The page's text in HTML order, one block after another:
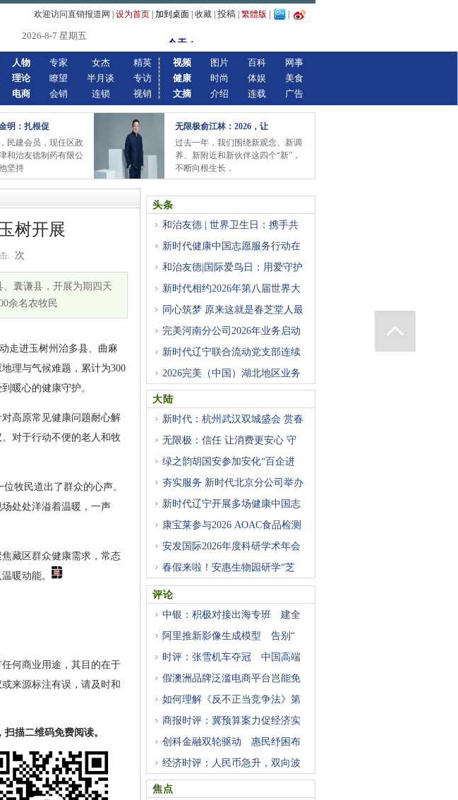
欢迎访问直销报道网 设为首页 加到桌面 收藏 投稿 繁體版
2026-8-7 星期五
人物
理论
电商
专家
瞭望
会销
女杰
半月谈
连锁
精英
专访
视销
视频
健康
文摘
图片
时尚
介绍
百科
体娱
连载
网事
美食
广告
明：扎根促
建会员，现任区政
和治友德制药有限公
坚持
无限极俞江林：2026，让
过去一年，我们围绕新观念、新调
养、新附近和新伙伴这四个“新”，
不断向根生长，
树开展
: 次
囊谦县，开展为期四天
余名农牧民
走进玉树州治多县、曲麻
理与气候难题，累计为300
暖心的健康守护。
高原常见健康问题耐心解
对于行动不便的老人和牧
牧民道出了群众的心声。
处处洋溢着温暖，一声
藏区群众健康需求，常态
暖动能。
何商业用途，其目的在于
来源标注有误，请及时和
描二维码免费阅读。
头条
和治友德 | 世界卫生日：携手共
新时代健康中国志愿服务行动在
和治友德|国际爱鸟日：用爱守护
新时代相约2026年第八届世界大
同心筑梦 原来这就是春芝堂人最
完美河南分公司2026年业务启动
新时代辽宁联合流动党支部连续
2026完美（中国）湖北地区业务
启
大陆
新时代：杭州武汉双城盛会 赏春
无限极：信任 让消费更安心 守
绿之韵胡国安参加安化“百企进
夯实服务 新时代北京分公司举办
新时代辽宁开展多场健康中国志
康宝莱参与2026 AOAC食品检测
技术
安发国际2026年度科研学术年会
春假来啦！安惠生物园研学“芝
评论
中银：积极对接出海专班 建全
阿里推新影像生成模型 告别“
时评：张雪机车夺冠 中国高端
假澳洲品牌泛滥电商平台岂能免
如何理解《反不正当竞争法》第
商报时评：冀预算案力促经济实
创科金融双轮驱动 惠民纾困布
经济时评：人民币急升，双向波
焦点